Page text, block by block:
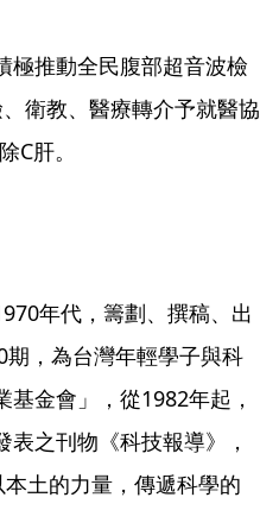
極推動全民腹部超音波檢
衛教、醫療轉介予就醫協
肝。
年代，籌劃、撰稿、出
，為台灣年輕學子與科
金會」，從1982年起，
之刊物《科技報導》，
土的力量，傳遞科學的